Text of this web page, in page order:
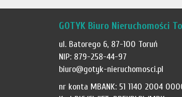
GOTYK Biuro Nieruchomości
ul. Batorego 6, 87-100 Toruń
NIP: 879-258-44-97
biuro@gotyk-nieruchomosci.pl
nr konta MBANK: 51 1140 2004